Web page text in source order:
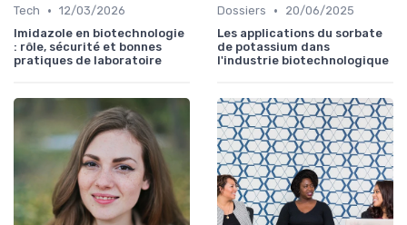
Tech • 12/03/2026
Imidazole en biotechnologie
: rôle, sécurité et bonnes
pratiques de laboratoire
Dossiers •
20/06/2025
Les applications du sorbate
de potassium dans
l'industrie biotechnologique